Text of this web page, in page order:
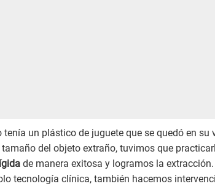
tenía un plástico de juguete que se quedó en su
del objeto extraño, tuvimos que
de manera exitosa y logramos la
tecnología clínica, también hacemos